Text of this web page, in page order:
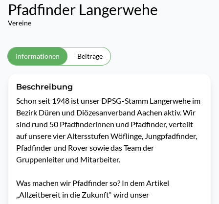
Pfadfinder Langerwehe
Vereine
Informationen Beiträge
Beschreibung
Schon seit 1948 ist unser DPSG-Stamm Langerwehe im
Bezirk Düren und Diözesanverband Aachen aktiv. Wir
sind rund 50 Pfadfinderinnen und Pfadfinder, verteilt
auf unsere vier Altersstufen Wöflinge, Jungpfadfinder,
Pfadfinder und Rover sowie das Team der
Gruppenleiter und Mitarbeiter.
Was machen wir Pfadfinder so? In dem Artikel
„Allzeitbereit in die Zukunft“ wird unser